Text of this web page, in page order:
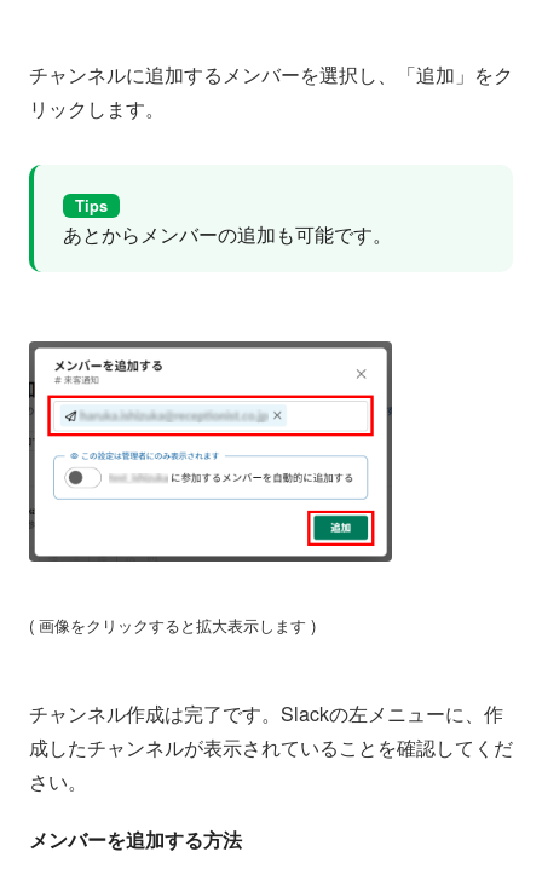
チャンネルに追加するメンバーを選択し、「追加」をク
リックします。
Tips
あとからメンバーの追加も可能です。
( 画像をクリックすると拡大表示します )
チャンネル作成は完了です。Slackの左メニューに、作
成したチャンネルが表示されていることを確認してくだ
さい。
メンバーを追加する方法